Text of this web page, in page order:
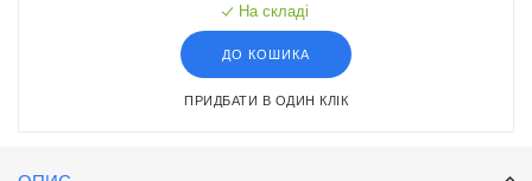
На складі
ДО КОШИКА
ПРИДБАТИ В ОДИН КЛІК